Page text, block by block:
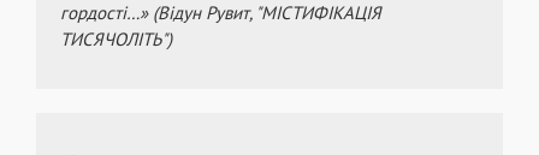
гордості…» (Відун Рувит, "МІСТИФІКАЦІЯ
ТИСЯЧОЛІТЬ")